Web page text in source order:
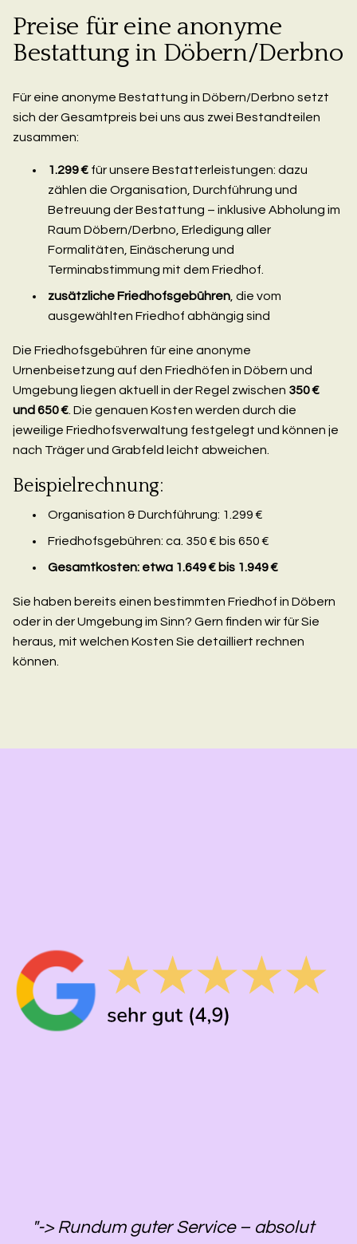
Preise für eine anonyme
Bestattung in Döbern/Derbno
Für eine anonyme Bestattung in Döbern/Derbno setzt
sich der Gesamtpreis bei uns aus zwei Bestandteilen
zusammen:
1.299 € für unsere Bestatterleistungen: dazu
zählen die Organisation, Durchführung und
Betreuung der Bestattung – inklusive Abholung im
Raum Döbern/Derbno, Erledigung aller
Formalitäten, Einäscherung und
Terminabstimmung mit dem Friedhof.
zusätzliche Friedhofsgebühren , die vom
ausgewählten Friedhof abhängig sind
Die Friedhofsgebühren für eine anonyme
Urnenbeisetzung auf den Friedhöfen in Döbern und
Umgebung liegen aktuell in der Regel zwischen 350 €
und 650 € . Die genauen Kosten werden durch die
jeweilige Friedhofsverwaltung festgelegt und können je
nach Träger und Grabfeld leicht abweichen.
Beispielrechnung:
Organisation & Durchführung: 1.299 €
Friedhofsgebühren: ca. 350 € bis 650 €
Gesamtkosten: etwa 1.649 € bis 1.949 €
Sie haben bereits einen bestimmten Friedhof in Döbern
oder in der Umgebung im Sinn? Gern finden wir für Sie
heraus, mit welchen Kosten Sie detailliert rechnen
können.
"-> Rundum guter Service – absolut